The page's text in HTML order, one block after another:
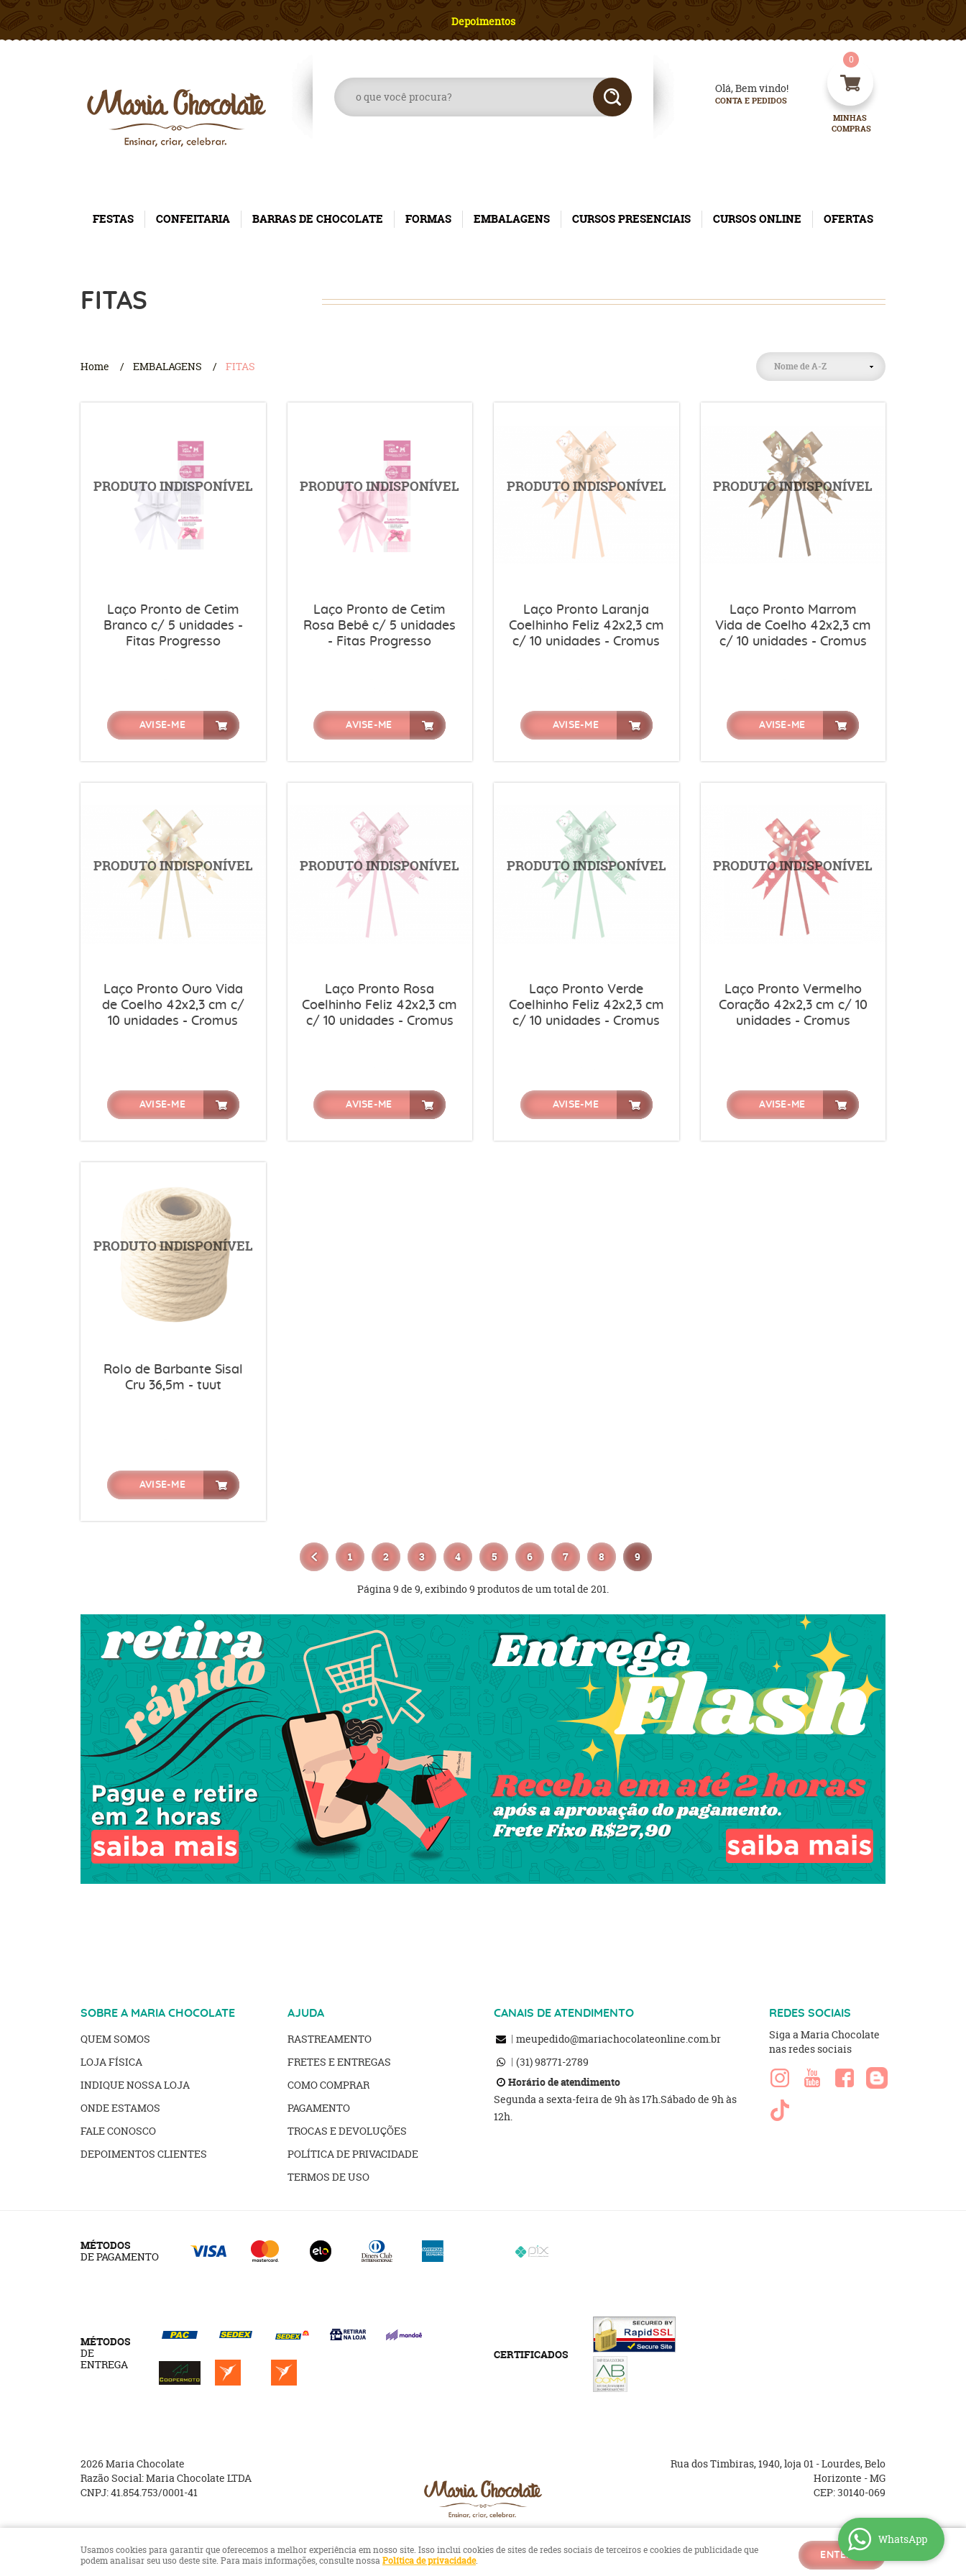
Depoimentos
Olá, Bem vindo!
CONTA E PEDIDOS
MINHAS
COMPRAS
0
FESTAS CONFEITARIA BARRAS DE CHOCOLATE FORMAS EMBALAGENS CURSOS PRESENCIAIS CURSOS ONLINE OFERTAS
FITAS
Home EMBALAGENS FITAS Nome de A-Z
Laço Pronto de Cetim
Branco c/ 5 unidades -
Fitas Progresso
AVISE-ME
Laço Pronto de Cetim
Rosa Bebê c/ 5 unidades
- Fitas Progresso
AVISE-ME
Laço Pronto Laranja
Coelhinho Feliz 42x2,3 cm
c/ 10 unidades - Cromus
AVISE-ME
Laço Pronto Marrom
Vida de Coelho 42x2,3 cm
c/ 10 unidades - Cromus
AVISE-ME
Laço Pronto Ouro Vida
de Coelho 42x2,3 cm c/
10 unidades - Cromus
AVISE-ME
Laço Pronto Rosa
Coelhinho Feliz 42x2,3 cm
c/ 10 unidades - Cromus
AVISE-ME
Laço Pronto Verde
Coelhinho Feliz 42x2,3 cm
c/ 10 unidades - Cromus
AVISE-ME
Laço Pronto Vermelho
Coração 42x2,3 cm c/ 10
unidades - Cromus
AVISE-ME
Rolo de Barbante Sisal
Cru 36,5m - tuut
AVISE-ME
1 2 3 4 5 6 7 8 9
Página 9 de 9, exibindo 9 produtos de um total de 201.
SOBRE A MARIA CHOCOLATE
QUEM SOMOS
LOJA FÍSICA
INDIQUE NOSSA LOJA
ONDE ESTAMOS
FALE CONOSCO
DEPOIMENTOS CLIENTES
AJUDA
RASTREAMENTO
FRETES E ENTREGAS
COMO COMPRAR
PAGAMENTO
TROCAS E DEVOLUÇÕES
POLÍTICA DE PRIVACIDADE
TERMOS DE USO
CANAIS DE ATENDIMENTO
meupedido@mariachocolateonline.com.br
(31)98771-2789
Horário de atendimento
Segunda a sexta-feira de 9h às 17h.Sábado de 9h às
12h.
REDES SOCIAIS
Siga a Maria Chocolate
nas redes sociais
MÉTODOS
DE PAGAMENTO
MÉTODOS
DE
ENTREGA
CERTIFICADOS
2026 Maria Chocolate
Razão Social: Maria Chocolate LTDA
CNPJ: 41.854.753/0001-41
Rua dos Timbiras, 1940, loja 01 -Lourdes, Belo
Horizonte -MG
CEP: 30140-069
LOJA VIRTUAL CRIADA POR
Usamos cookies para garantir que oferecemos a melhor experiência em nosso site. Isso inclui cookies de sites de redes sociais de terceiros e cookies de publicidade que
podem analisar seu uso deste site. Para mais informações, consulte nossaPolítica de privacidade. ENTENDI
WhatsApp